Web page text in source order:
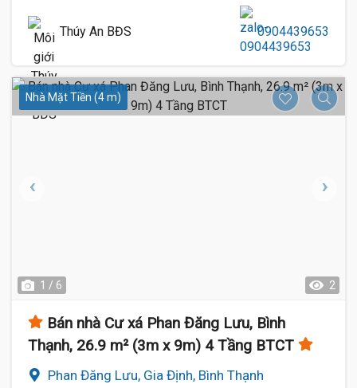
Thúy An BĐS 0904439653
Nhà Mặt Tiền (4 m)
1 / 6 2
Bán nhà Cư xá Phan Đăng Lưu, Bình
Thạnh, 26.9 m² (3m x 9m) 4 Tầng BTCT
Phan Đăng Lưu, Gia Định, Bình Thạnh